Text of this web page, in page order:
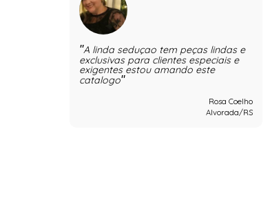
A linda seduçao tem peças lindas e
exclusivas para clientes especiais e
exigentes estou amando este
catalogo
Rosa Coelho
Alvorada/RS